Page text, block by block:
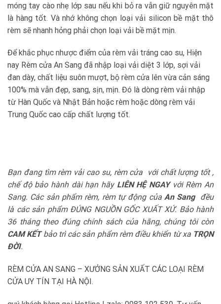
móng tay cào nhẹ lớp sau nếu khi bỏ ra vẫn giữ nguyên mặt
là hàng tốt. Và nhớ không chọn loại vải silicon bề mặt thô
rèm sẽ nhanh hỏng phải chọn loại vải bề mặt mịn.
Để khắc phục nhược điểm của rèm vải tráng cao su, Hiện
nay Rèm cửa An Sang đã nhập loại vải diệt 3 lớp, sợi vải
đan dày, chất liệu suôn mượt, bộ rèm cửa lên vừa cản sáng
100% mà vẫn đẹp, sang, sịn, mịn. Đó là dòng rèm vải nhập
từ Hàn Quốc và Nhật Bản hoặc rèm hoặc dòng rèm vải
Trung Quốc cao cấp chất lượng tốt.
Bạn đang tìm rèm vải cao su, rèm cửa với chất lượng tốt ,
chế độ bảo hành dài hạn hãy LIÊN HỆ NGAYvới Rèm An
Sang. Các sản phẩm rèm, rèm tự động củaAn Sang đều
là các sản phẩm ĐÚNG NGUỒN GỐC XUẤT XỨ. Bảo hành
36 tháng theo đúng chính sách của hãng, chúng tôi còn
CAM KẾTbảo trì các sản phẩm rèm điều khiển từ xa TRỌN
ĐỜI.
RÈM CỬA AN SANG – XƯỞNG SẢN XUẤT CÁC LOẠI RÈM
CỬA UY TÍN TẠI HÀ NỘI.